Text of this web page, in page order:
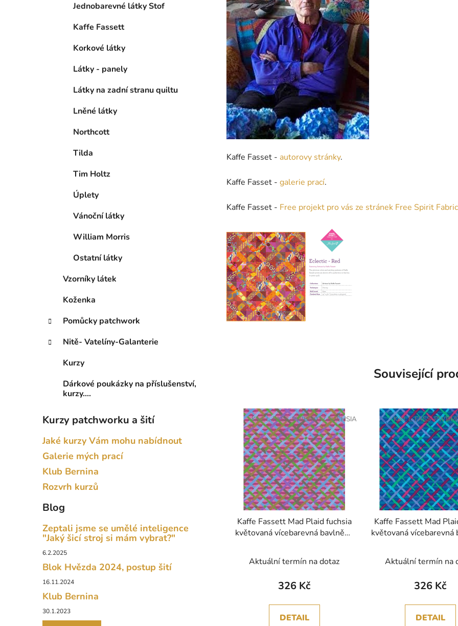
Jednobarevné látky Stof
Kaffe Fassett
Korkové látky
Látky - panely
Látky na zadní stranu quiltu
Lněné látky
Northcott
Tilda
Tim Holtz
Úplety
Vánoční látky
William Morris
Ostatní látky
Vzorníky látek
Koženka
Pomůcky patchwork
Nitě- Vatelíny-Galanterie
Kurzy
Dárkové poukázky na příslušenství,
kurzy....
Kurzy patchworku a šití
Jaké kurzy Vám mohu nabídnout
Galerie mých prací
Klub Bernina
Rozvrh kurzů
Blog
Zeptali jsme se umělé inteligence
"Jaký šicí stroj si mám vybrat?"
6.2.2025
Blok Hvězda 2024, postup šití
16.11.2024
Klub Bernina
30.1.2023
Kaffe Fasset - autorovy stránky.
Kaffe Fasset - galerie prací.
Kaffe Fasset - Free projekt pro vás ze stránek Free Spirit
Související
Kaffe Fassett Mad Plaid fuchsia
květovaná vícebarevná bavlněná
Aktuální termín na dotaz
326 Kč
DETAIL
Kód:L-FASS-PWBM037.FUCHSIA
Kaffe Fassett Mad
květovaná vícebarevná
Aktuální termín na
326 Kč
DETAIL
Kód:L-FASS-